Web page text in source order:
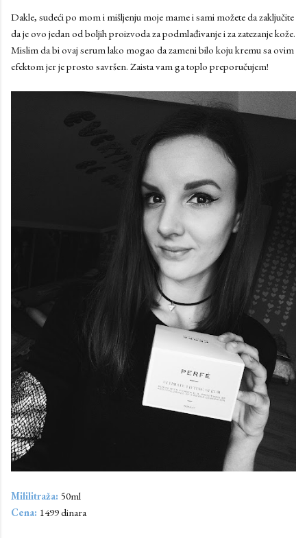
Dakle, sudeći po mom i mišljenju moje mame i sami možete da zaključite
da je ovo jedan od boljih proizvoda za podmlađivanje i za zatezanje kože.
Mislim da bi ovaj serum lako mogao da zameni bilo koju kremu sa ovim
efektom jer je prosto savršen. Zaista vam ga toplo preporučujem!
Mililitraža: 50ml
Cena: 1499 dinara